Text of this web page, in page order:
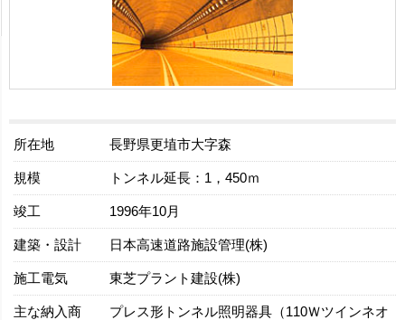
所在地 長野県更埴市大字森
規模 トンネル延長：1，450ｍ
竣工 1996年10月
建築・設計 日本高速道路施設管理(株)
施工電気 東芝プラント建設(株)
主な納入商
プレス形トンネル照明器具（110Ｗツインネオ